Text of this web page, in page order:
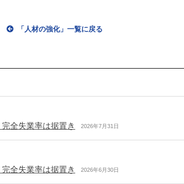
「人材の強化」一覧に戻る
全失業率は据置き 2026年7月31日
全失業率は据置き 2026年6月30日